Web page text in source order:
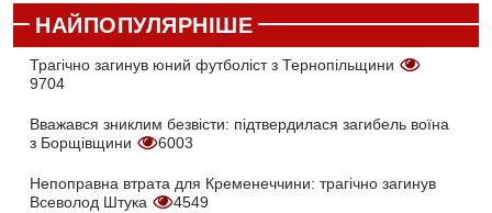
НАЙПОПУЛЯРНІШЕ
Трагічно загинув юний футболіст з Тернопільщини
9704
Вважався зниклим безвісти: підтвердилася загибель воїна
з Борщівщини
6003
Непоправна втрата для Кременеччини: трагічно загинув
Всеволод Штука
4549